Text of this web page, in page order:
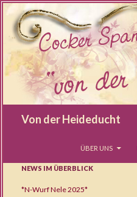
Von der Heideducht
ÜBER UNS
NEWS IM ÜBERBLICK
*N-Wurf Nele 2025*